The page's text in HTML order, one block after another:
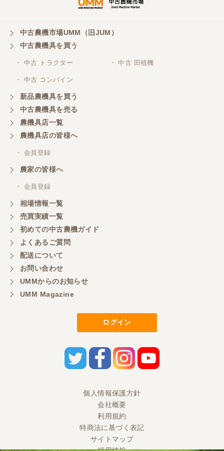
です。
山梨県／井上農場
このたびはお取引ありがとうございました。 梱包も
山梨県／
商談成立の連絡をいたいておりません。
山梨県／中川
このたびは、ありがとうございました。
山梨県／好ちゃん
大変いい商品で草刈り作業で活躍しています
中古農機市場UMM（旧JUM）
中古農機具を買う
・ 中古 トラクター ・ 中古 田植機
・ 中古 コンバイン
新品農機具を買う
中古農機具を売る
農機具店一覧
農機具店の皆様へ
・ 会員登録
農家の皆様へ
・ 会員登録
相場情報一覧
売買実績一覧
初めての中古農機ガイド
よくあるご質問
配送について
お問い合わせ
UMMからのお知らせ
UMM Magazine
ログイン
個人情報保護方針
会社概要
利用規約
特商法に基づく表記
サイトマップ